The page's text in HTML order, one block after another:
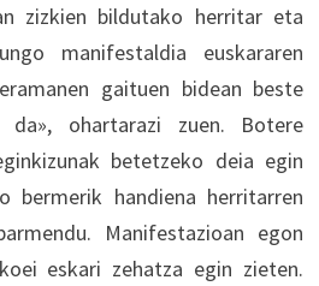
zizkien bildutako herritar eta
manifestaldia euskararen
gaituen bidean beste
ohartarazi zuen. Botere
betetzeko deia egin
bermerik handiena herritarren
Manifestazioan egon
eskari zehatza egin zieten.